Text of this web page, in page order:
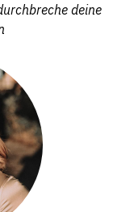
deine